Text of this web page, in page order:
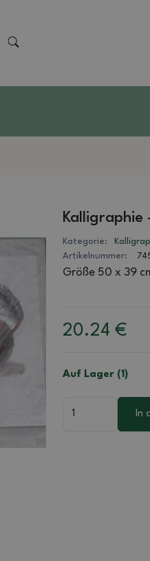
Kalligraphie
Kategorie:
Artikelnummer:
Größe 50 x 39
20.24 €
Auf Lager (1)
In